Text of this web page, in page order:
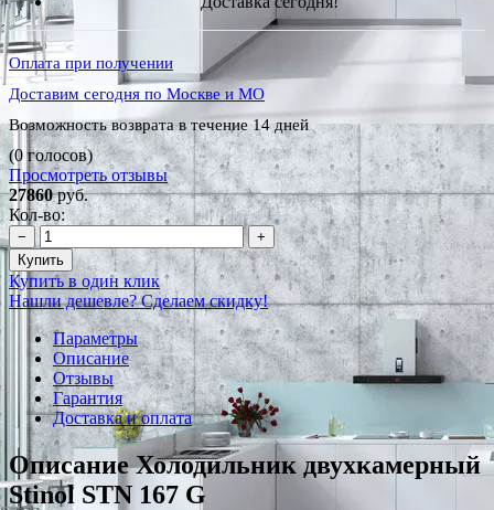
Оплата при получении
Доставим сегодня по Москве и МО
Возможность возврата в течение 14 дней
(0 голосов)
Просмотреть отзывы
27860руб.
Кол-во:
−
+
Купить
Купить в один клик
Нашли дешевле? Сделаем скидку!
Параметры
Описание
Отзывы
Гарантия
Доставка и оплата
Описание Холодильник двухкамерный
Stinol STN 167 G